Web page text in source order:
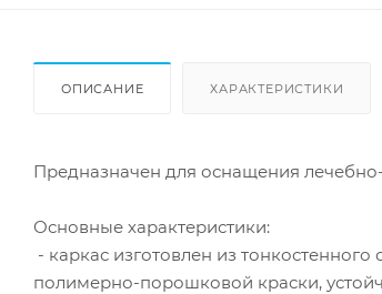
ОПИСАНИЕ ХАРАКТЕРИСТИКИ
Предназначен для оснащения
Основные характеристики:
- каркас изготовлен из
полимерно-порошковой краски,